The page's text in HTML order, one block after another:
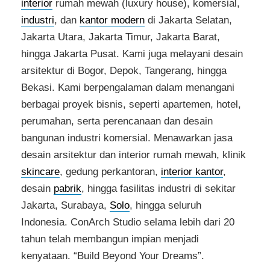
interior rumah mewah (luxury house), komersial,
industri, dan kantor modern di Jakarta Selatan,
Jakarta Utara, Jakarta Timur, Jakarta Barat,
hingga Jakarta Pusat. Kami juga melayani desain
arsitektur di Bogor, Depok, Tangerang, hingga
Bekasi. Kami berpengalaman dalam menangani
berbagai proyek bisnis, seperti apartemen, hotel,
perumahan, serta perencanaan dan desain
bangunan industri komersial. Menawarkan jasa
desain arsitektur dan interior rumah mewah, klinik
skincare, gedung perkantoran, interior kantor,
desain pabrik, hingga fasilitas industri di sekitar
Jakarta, Surabaya, Solo, hingga seluruh
Indonesia. ConArch Studio selama lebih dari 20
tahun telah membangun impian menjadi
kenyataan. “Build Beyond Your Dreams”.